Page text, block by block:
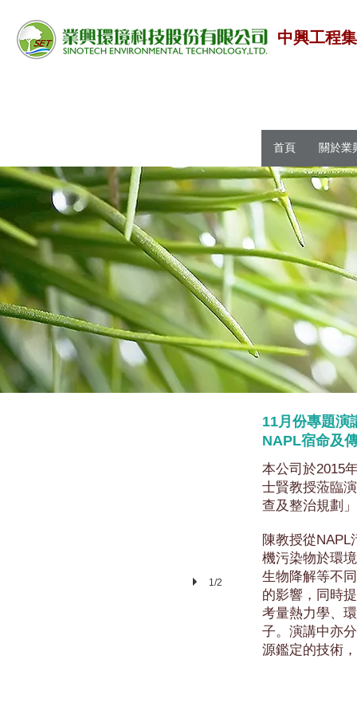
中興工程
首頁 關於業
1/2
11月份專題演
NAPL宿命及
本公司於2015
士賢教授蒞臨
查及整治規劃
陳教授從
機污染物於環
生物降解等不
的影響，同時
考量熱力學、
子。演講中亦
源鑑定的技術